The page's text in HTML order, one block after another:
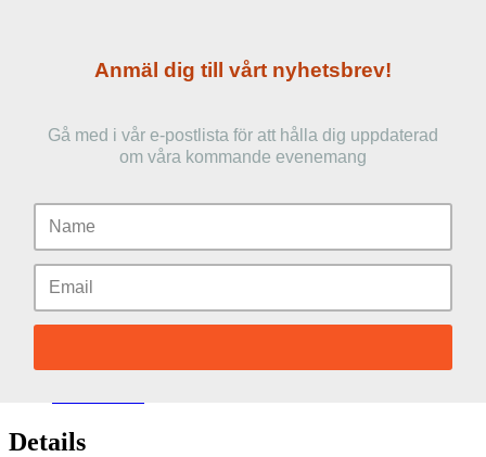
Outlook 365
Details
Anmäl dig till vårt nyhetsbrev!
Gå med i vår e-postlista för att hålla dig uppdaterad
om våra kommande evenemang